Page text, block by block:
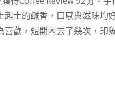
士的鹹香，口感與滋味均
歡，短期內去了幾次，印